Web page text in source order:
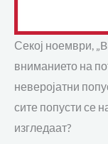
Секој ноември,
вниманието на
неверојатни
сите попусти се
изгледаат?